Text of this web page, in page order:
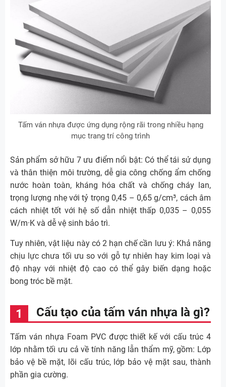
Tấm ván nhựa được ứng dụng rộng rãi trong nhiều hạng
mục trang trí công trình
Sản phẩm sở hữu 7 ưu điểm nổi bật: Có thể tái sử dụng
và thân thiện môi trường, dễ gia công chống ẩm chống
nước hoàn toàn, kháng hóa chất và chống cháy lan,
trọng lượng nhẹ với tỷ trọng 0,45 – 0,65 g/cm³, cách âm
cách nhiệt tốt với hệ số dẫn nhiệt thấp 0,035 – 0,055
W/m·K và dễ vệ sinh bảo trì.
Tuy nhiên, vật liệu này có 2 hạn chế cần lưu ý: Khả năng
chịu lực chưa tối ưu so với gỗ tự nhiên hay kim loại và
độ nhạy với nhiệt độ cao có thể gây biến dạng hoặc
bong tróc bề mặt.
Cấu tạo của tấm ván nhựa là gì?
Tấm ván nhựa Foam PVC được thiết kế với cấu trúc 4
lớp nhằm tối ưu cả về tính năng lẫn thẩm mỹ, gồm: Lớp
bảo vệ bề mặt, lõi cấu trúc, lớp bảo vệ mặt sau, thành
phần gia cường.